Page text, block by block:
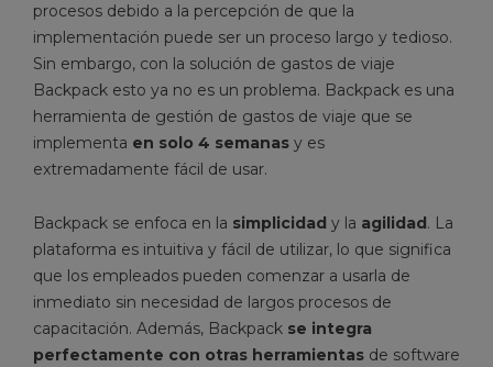
procesos debido a la percepción de que la
implementación puede ser un proceso largo y tedioso.
Sin embargo, con la solución de gastos de viaje
Backpack esto ya no es un problema. Backpack es una
herramienta de gestión de gastos de viaje que se
implementa en solo 4 semanas y es
extremadamente fácil de usar.
Backpack se enfoca en la simplicidad y la agilidad . La
plataforma es intuitiva y fácil de utilizar, lo que significa
que los empleados pueden comenzar a usarla de
inmediato sin necesidad de largos procesos de
capacitación. Además, Backpack se integra
perfectamente con otras herramientas de software